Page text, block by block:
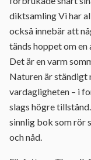
diktsamling Vi har
också innebär att
tänds hoppet om en
Det är en varm
Naturen är ständigt
vardagligheten – i
slags högre
sinnlig bok som rör
och nåd.